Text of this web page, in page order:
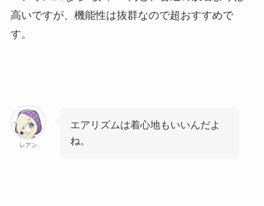
高いですが、機能性は抜群なので超おすすめで
す。
レアン
エアリズムは着心地もいいんだよ
ね。